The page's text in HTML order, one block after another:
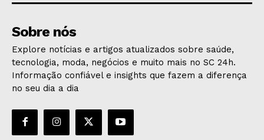
Sobre nós
Explore notícias e artigos atualizados sobre saúde,
tecnologia, moda, negócios e muito mais no SC 24h.
Informação confiável e insights que fazem a diferença
no seu dia a dia